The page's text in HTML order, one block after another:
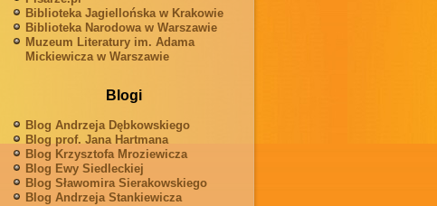
Biblioteka Jagiellońska w Krakowie
Biblioteka Narodowa w Warszawie
Muzeum Literatury im. Adama
Mickiewicza w Warszawie
Blogi
Blog Andrzeja Dębkowskiego
Blog prof. Jana Hartmana
Blog Krzysztofa Mroziewicza
Blog Ewy Siedleckiej
Blog Sławomira Sierakowskiego
Blog Andrzeja Stankiewicza